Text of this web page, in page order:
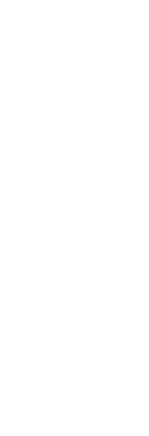
ニュース
プレイヤー
知らせ
GOOD YOKOHAMA